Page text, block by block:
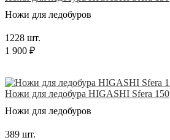
Ножи для ледобуров
1228 шт.
1 900 ₽
Ножи для ледобура HIGASHI Sfera 150
Ножи для ледобуров
389 шт.